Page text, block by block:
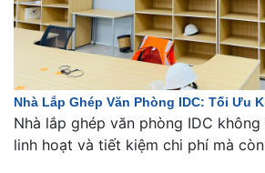
Nhà Lắp Ghép Văn Phòng IDC: Tối Ưu
Nhà lắp ghép văn phòng IDC
linh hoạt và tiết kiệm chi phí mà